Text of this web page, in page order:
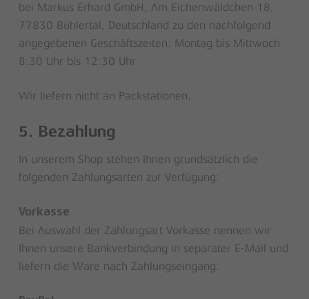
bei Markus Erhard GmbH, Am Eichenwäldchen 18,
77830 Bühlertal, Deutschland zu den nachfolgend
angegebenen Geschäftszeiten: Montag bis Mittwoch
8:30 Uhr bis 12:30 Uhr
Wir liefern nicht an Packstationen.
5. Bezahlung
In unserem Shop stehen Ihnen grundsätzlich die
folgenden Zahlungsarten zur Verfügung:
Vorkasse
Bei Auswahl der Zahlungsart Vorkasse nennen wir
Ihnen unsere Bankverbindung in separater E-Mail und
liefern die Ware nach Zahlungseingang.